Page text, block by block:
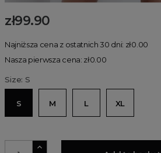
zł99.90
Najniższa cena z ostatnich 30 dni: zł0.00
Nasza pierwsza cena: zł0.00
Size: S
S M L XL